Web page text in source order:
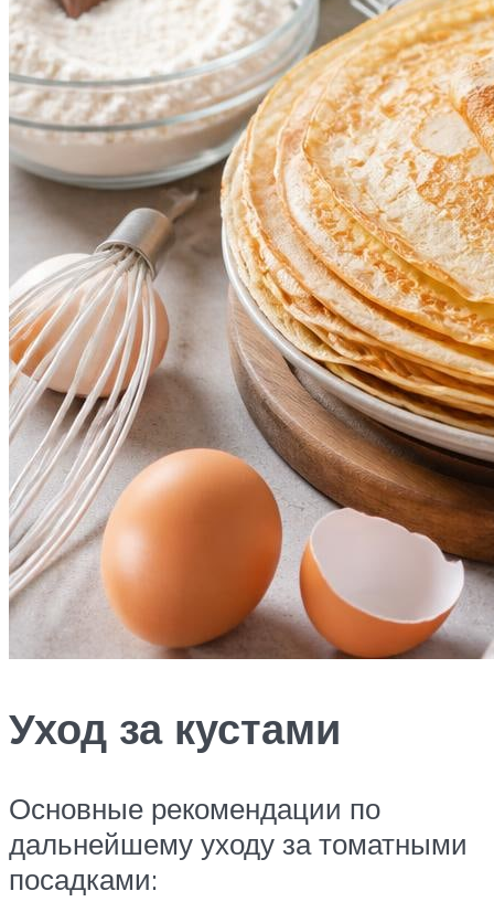
Уход за кустами
Основные рекомендации по
дальнейшему уходу за томатными
посадками: